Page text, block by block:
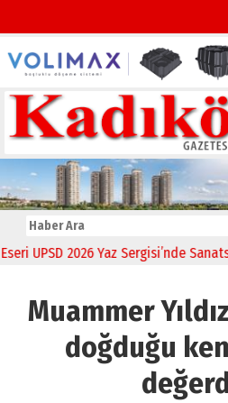
Yaz Sergisi’nde Sanatseverlerle
Muammer
doğduğu